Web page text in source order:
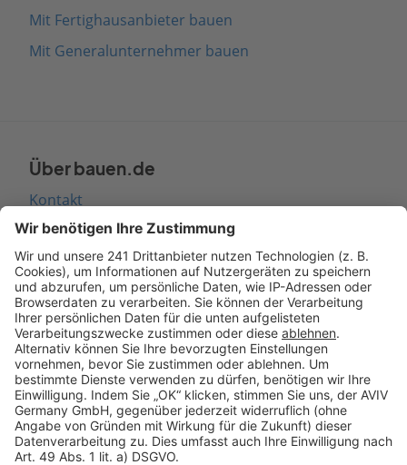
Mit Fertighausanbieter bauen
Mit Generalunternehmer bauen
Über bauen.de
Kontakt
Seitenaufbau
Barrierefreiheit
Cookie Einstellungen
Rechtliches
AGB-Übersicht
Datenschutz
Impressum